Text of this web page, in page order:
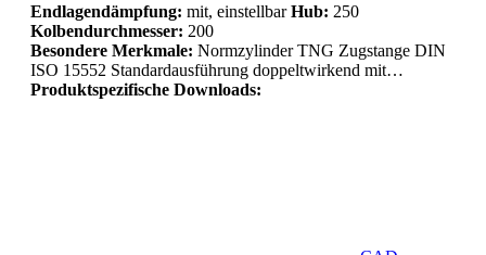
Endlagendämpfung: mit, einstellbarHub: 250
Kolbendurchmesser: 200
Besondere Merkmale: Normzylinder TNG Zugstange DIN
ISO 15552 Standardausführung doppeltwirkend mit…
Produktspezifische Downloads: